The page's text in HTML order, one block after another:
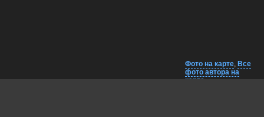
Фото на карте, Все
фото автора на
карте